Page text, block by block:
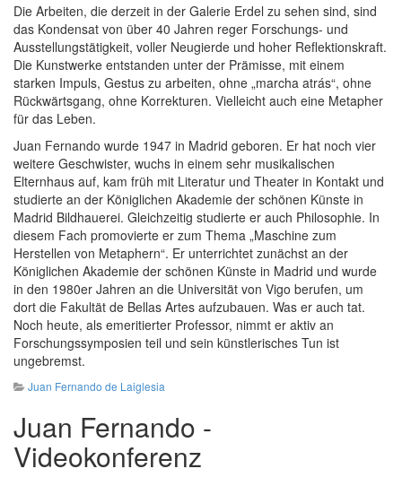
Die Arbeiten, die derzeit in der Galerie Erdel zu sehen sind, sind
das Kondensat von über 40 Jahren reger Forschungs- und
Ausstellungstätigkeit, voller Neugierde und hoher Reflektionskraft.
Die Kunstwerke entstanden unter der Prämisse, mit einem
starken Impuls, Gestus zu arbeiten, ohne „marcha atrás“, ohne
Rückwärtsgang, ohne Korrekturen. Vielleicht auch eine Metapher
für das Leben.
Juan Fernando wurde 1947 in Madrid geboren. Er hat noch vier
weitere Geschwister, wuchs in einem sehr musikalischen
Elternhaus auf, kam früh mit Literatur und Theater in Kontakt und
studierte an der Königlichen Akademie der schönen Künste in
Madrid Bildhauerei. Gleichzeitig studierte er auch Philosophie. In
diesem Fach promovierte er zum Thema „Maschine zum
Herstellen von Metaphern“. Er unterrichtet zunächst an der
Königlichen Akademie der schönen Künste in Madrid und wurde
in den 1980er Jahren an die Universität von Vigo berufen, um
dort die Fakultät de Bellas Artes aufzubauen. Was er auch tat.
Noch heute, als emeritierter Professor, nimmt er aktiv an
Forschungssymposien teil und sein künstlerisches Tun ist
ungebremst.
Juan Fernando de Laiglesia
Juan Fernando -
Videokonferenz